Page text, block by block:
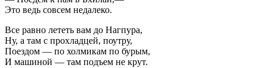
Это ведь совсем недалеко.
Все равно лететь вам до Нагпура,
Ну, а там с прохладцей, поутру,
Поездом — по холмикам по бурым,
И машиной — там подъем не крут.